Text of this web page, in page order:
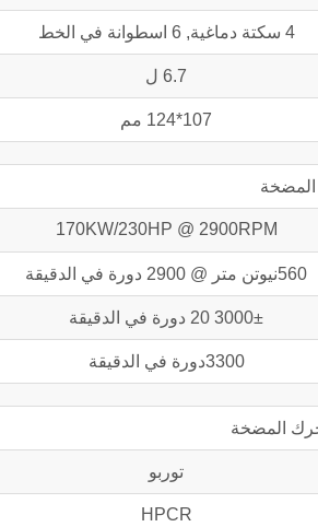
4 سكتة دماغية, 6 اسطوانة في الخط
6.7 ل
107*124 مم
170KW/230HP @ 2900RPM
560نيوتن متر @ 2900 دورة في الدقيقة
3000± 20 دورة في الدقيقة
3300دورة في الدقيقة
المضخة
توربو
HPCR